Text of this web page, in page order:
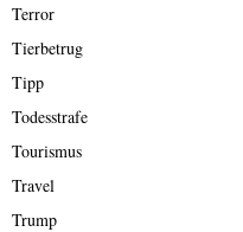
Terror
Tierbetrug
Tipp
Todesstrafe
Tourismus
Travel
Trump